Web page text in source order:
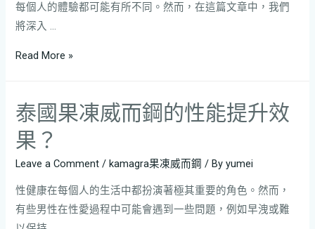
每個人的體驗都可能有所不同。然而，在這篇文章中，我們
將深入 …
Read More »
泰國果凍威而鋼的性能提升效
果？
Leave a Comment /kamagra果凍威而鋼 / Byyumei
性健康在每個人的生活中都扮演著極其重要的角色。然而，
有些男性在性愛過程中可能會遇到一些問題，例如早洩或難